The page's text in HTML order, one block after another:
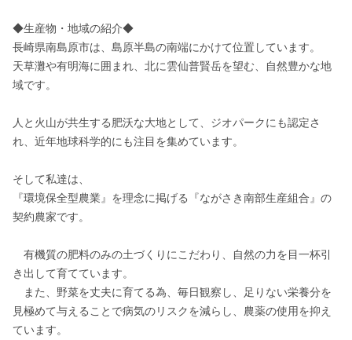
◆生産物・地域の紹介◆
長崎県南島原市は、島原半島の南端にかけて位置しています。
天草灘や有明海に囲まれ、北に雲仙普賢岳を望む、自然豊かな地
域です。
人と火山が共生する肥沃な大地として、ジオパークにも認定さ
れ、近年地球科学的にも注目を集めています。
そして私達は、
『環境保全型農業』を理念に掲げる『ながさき南部生産組合』の
契約農家です。
有機質の肥料のみの土づくりにこだわり、自然の力を目一杯引
き出して育てています。
また、野菜を丈夫に育てる為、毎日観察し、足りない栄養分を
見極めて与えることで病気のリスクを減らし、農薬の使用を抑え
ています。